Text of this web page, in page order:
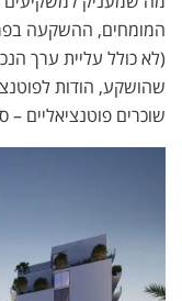
(לא כולל עליית ערך
שהושקע, הודות
שוכרים פוטנציאליים –